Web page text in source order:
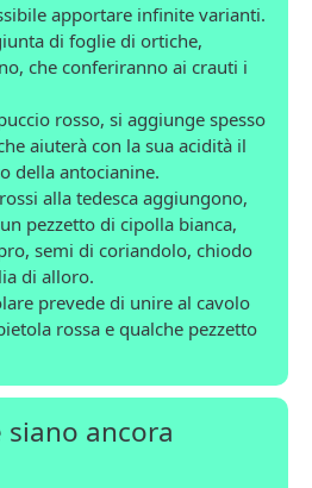
apportare infinite varianti.
di foglie di ortiche,
che conferiranno ai crauti i
rosso, si aggiunge spesso
aiuterà con la sua acidità il
della antocianine.
alla tedesca aggiungono,
pezzetto di cipolla bianca,
semi di coriandolo, chiodo
di alloro.
prevede di unire al cavolo
rossa e qualche pezzetto
siano ancora